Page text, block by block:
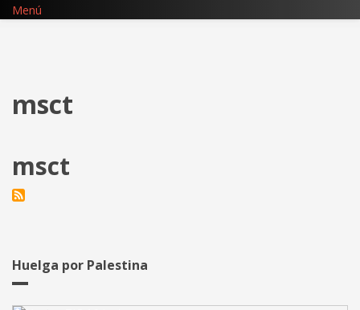
Pasar
Menú
msct
msct
Huelga por Palestina